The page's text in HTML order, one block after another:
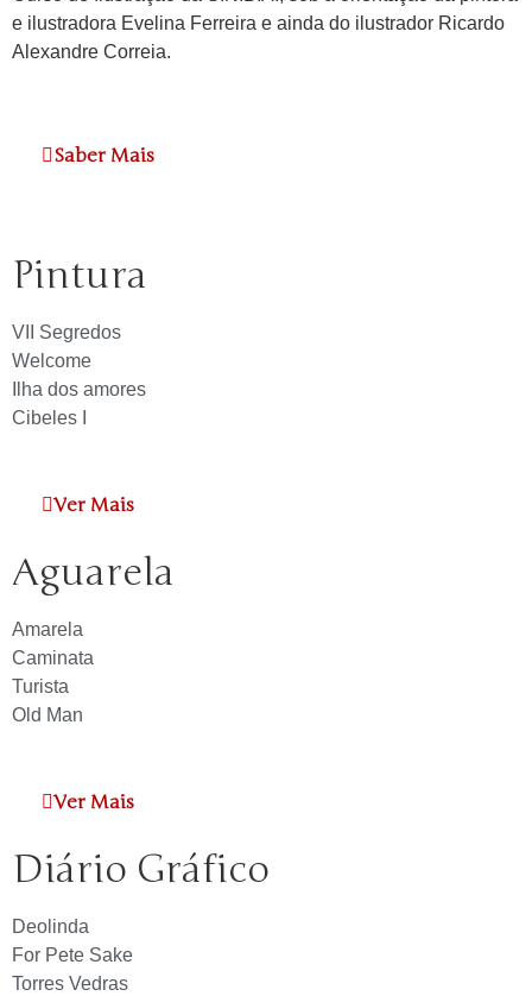
e ilustradora Evelina Ferreira e ainda do ilustrador Ricardo
Alexandre Correia.
Saber Mais
Pintura
VII Segredos
Welcome
Ilha dos amores
Cibeles I
Ver Mais
Aguarela
Amarela
Caminata
Turista
Old Man
Ver Mais
Diário Gráfico
Deolinda
For Pete Sake
Torres Vedras